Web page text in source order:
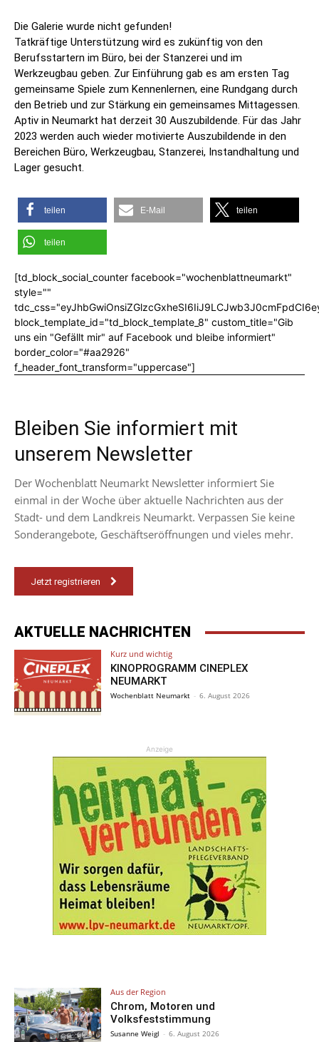
Die Galerie wurde nicht gefunden!
Tatkräftige Unterstützung wird es zukünftig von den
Berufsstartern im Büro, bei der Stanzerei und im
Werkzeugbau geben. Zur Einführung gab es am ersten Tag
gemeinsame Spiele zum Kennenlernen, eine Rundgang durch
den Betrieb und zur Stärkung ein gemeinsames Mittagessen.
Aptiv in Neumarkt hat derzeit 30 Auszubildende. Für das Jahr
2023 werden auch wieder motivierte Auszubildende in den
Bereichen Büro, Werkzeugbau, Stanzerei, Instandhaltung und
Lager gesucht.
teilen E-Mail teilen
teilen
[td_block_social_counter facebook="wochenblattneumarkt"
style=""
block_template_id="td_block_template_8" custom_title="Gib
uns ein "Gefällt mir" auf Facebook und bleibe informiert"
border_color="#aa2926"
f_header_font_transform="uppercase"]
Bleiben Sie informiert mit
unserem Newsletter
Der Wochenblatt Neumarkt Newsletter informiert Sie
einmal in der Woche über aktuelle Nachrichten aus der
Stadt- und dem Landkreis Neumarkt. Verpassen Sie keine
Sonderangebote, Geschäftseröffnungen und vieles mehr.
Jetzt registrieren
AKTUELLE NACHRICHTEN
Kurz und wichtig
KINOPROGRAMM CINEPLEX
NEUMARKT
Wochenblatt Neumarkt - 6. August 2026
Anzeige
Aus der Region
Chrom, Motoren und
Volksfeststimmung
Susanne Weigl - 6. August 2026